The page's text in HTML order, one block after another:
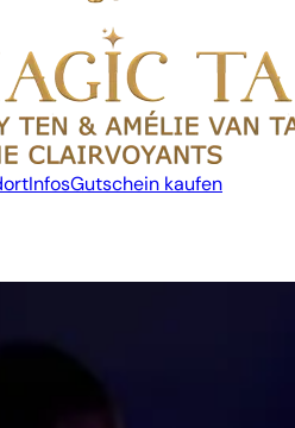
InfosGutschein kaufen